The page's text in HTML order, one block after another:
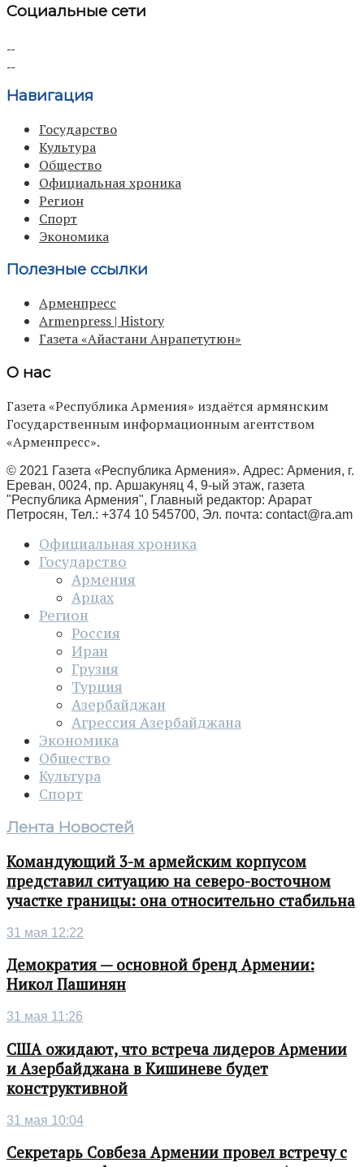
Социальные сети
Навигация
Государство
Культура
Общество
Официальная хроника
Регион
Спорт
Экономика
Полезные ссылки
Арменпресс
Armenpress | History
Газета «Айастани Анрапетутюн»
О нас
Газета «Республика Армения» издаётся армянским
Государственным информационным агентством
«Арменпресс».
© 2021 Газета «Республика Армения». Адрес: Армения, г.
Ереван, 0024, пр. Аршакуняц 4, 9-ый этаж, газета
"Республика Армения", Главный редактор: Арарат
Петросян, Тел.: +374 10 545700, Эл. почта: contact@ra.am
Официальная хроника
Государство
Армения
Арцах
Регион
Россия
Иран
Грузия
Турция
Азербайджан
Агрессия Азербайджана
Экономика
Общество
Культура
Спорт
Лента Новостей
Командующий 3-м армейским корпусом
представил ситуацию на северо-восточном
участке границы: она относительно стабильна
31 мая 12:22
Демократия — основной бренд Армении:
Никол Пашинян
31 мая 11:26
США ожидают, что встреча лидеров Армении
и Азербайджана в Кишиневе будет
конструктивной
31 мая 10:04
Секретарь Совбеза Армении провел встречу с